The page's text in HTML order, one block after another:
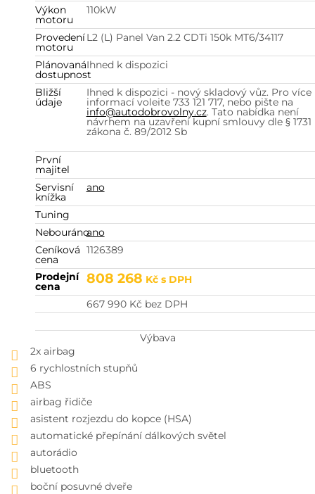
Výkon
motoru
110kW
Provedení
motoru
L2 (L) Panel Van 2.2 CDTi 150k MT6/34117
Plánovaná
dostupnost
Ihned k dispozici
Bližší
údaje
Ihned k dispozici - nový skladový vůz. Pro více
informací volejte 733 121 717, nebo pište na
info@autodobrovolny.cz. Tato nabídka není
návrhem na uzavření kupní smlouvy dle § 1731
zákona č. 89/2012 Sb
První
majitel
Servisní
knížka
ano
Tuning
Nebouránoano
Ceníková
cena
1126389
Prodejní
cena 808 268 Kčs DPH
667 990 Kč bez DPH
Výbava
2x airbag
6 rychlostních stupňů
ABS
airbag řidiče
asistent rozjezdu do kopce (HSA)
automatické přepínání dálkových světel
autorádio
bluetooth
boční posuvné dveře